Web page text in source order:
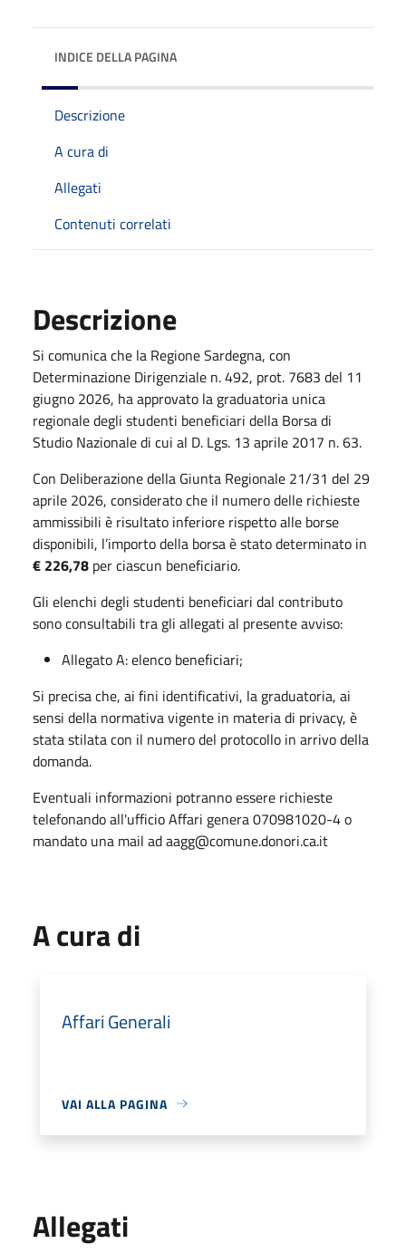
INDICE DELLA PAGINA
Descrizione
A cura di
Allegati
Contenuti correlati
Descrizione
Si comunica che la Regione Sardegna, con
Determinazione Dirigenziale n. 492, prot. 7683 del 11
giugno 2026, ha approvato la graduatoria unica
regionale degli studenti beneficiari della Borsa di
Studio Nazionale di cui al D. Lgs. 13 aprile 2017 n. 63.
Con Deliberazione della Giunta Regionale 21/31 del 29
aprile 2026, considerato che il numero delle richieste
ammissibili è risultato inferiore rispetto alle borse
disponibili, l’importo della borsa è stato determinato in
€ 226,78 per ciascun beneficiario.
Gli elenchi degli studenti beneficiari dal contributo
sono consultabili tra gli allegati al presente avviso:
Allegato A: elenco beneficiari;
Si precisa che, ai fini identificativi, la graduatoria, ai
sensi della normativa vigente in materia di privacy, è
stata stilata con il numero del protocollo in arrivo della
domanda.
Eventuali informazioni potranno essere richieste
telefonando all'ufficio Affari genera 070981020-4 o
mandato una mail ad aagg@comune.donori.ca.it
A cura di
Affari Generali
VAI ALLA PAGINA
Allegati